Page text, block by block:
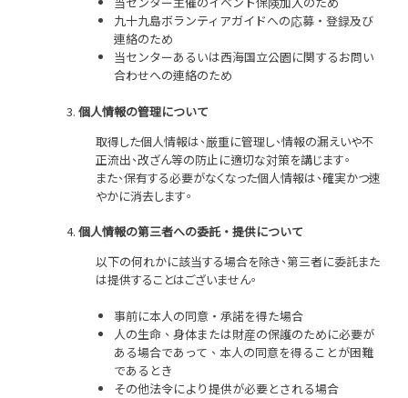
九十九島ボランティアガイドへの応募・登録及び
連絡のため
当センターあるいは西海国立公園に関するお問い
合わせへの連絡のため
個人情報の管理について
取得した個人情報は、厳重に管理し、情報の漏えいや不
正流出、改ざん等の防止に適切な対策を講じます。
また、保有する必要がなくなった個人情報は、確実かつ速
やかに消去します。
個人情報の第三者への委託・提供について
以下の何れかに該当する場合を除き、第三者に委託また
は提供することはございません。
事前に本人の同意・承諾を得た場合
人の生命、身体または財産の保護のために必要が
ある場合であって、本人の同意を得ることが困難
であるとき
その他法令により提供が必要とされる場合